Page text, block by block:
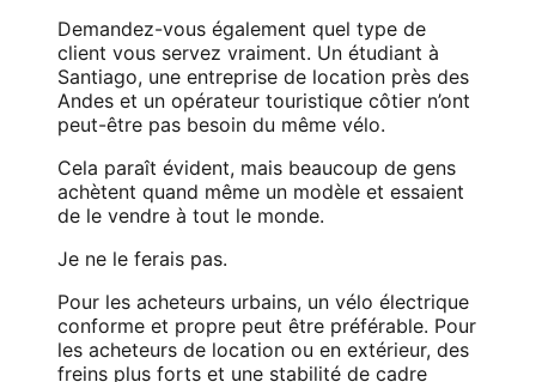
Demandez-vous également quel type de
client vous servez vraiment. Un étudiant à
Santiago, une entreprise de location près des
Andes et un opérateur touristique côtier n’ont
peut-être pas besoin du même vélo.
Cela paraît évident, mais beaucoup de gens
achètent quand même un modèle et essaient
de le vendre à tout le monde.
Je ne le ferais pas.
Pour les acheteurs urbains, un vélo électrique
conforme et propre peut être préférable. Pour
les acheteurs de location ou en extérieur, des
freins plus forts et une stabilité de cadre